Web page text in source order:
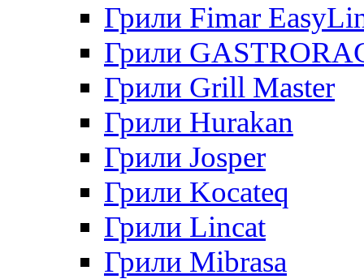
Грили Fimar
Грили
Грили Grill Master
Грили Hurakan
Грили Josper
Грили Kocateq
Грили Lincat
Грили Mibrasa